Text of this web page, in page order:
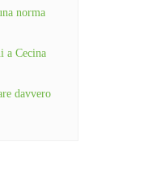
norma
a Cecina
davvero